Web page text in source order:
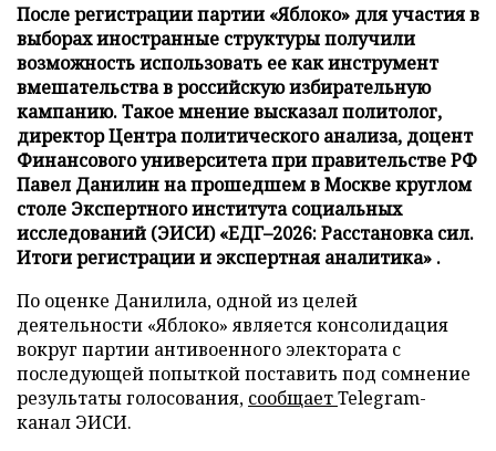
После регистрации партии «Яблоко» для участия в
выборах иностранные структуры получили
возможность использовать ее как инструмент
вмешательства в российскую избирательную
кампанию. Такое мнение высказал политолог,
директор Центра политического анализа, доцент
Финансового университета при правительстве РФ
Павел Данилин на прошедшем в Москве круглом
столе Экспертного института социальных
исследований (ЭИСИ) «ЕДГ–2026: Расстановка сил.
Итоги регистрации и экспертная аналитика» .
По оценке Данилила, одной из целей
деятельности «Яблоко» является консолидация
вокруг партии антивоенного электората с
последующей попыткой поставить под сомнение
результаты голосования, сообщаетTelegram-
канал ЭИСИ.